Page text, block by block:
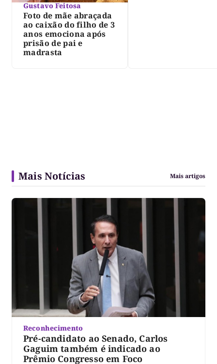
Gustavo Feitosa
Foto de mãe abraçada
ao caixão do filho de 3
anos emociona após
prisão de pai e
madrasta
Mais Notícias Mais artigos
Reconhecimento
Pré-candidato ao Senado, Carlos
Gaguim também é indicado ao
Prêmio Congresso em Foco